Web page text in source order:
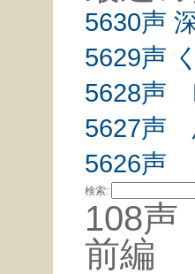
5630声
5629声
5628声
5627声
5626声
検索:
108
前編